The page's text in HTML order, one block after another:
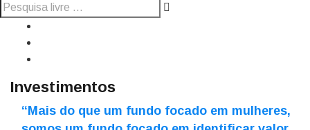
Investimentos
“Mais do que um fundo focado em mulheres,